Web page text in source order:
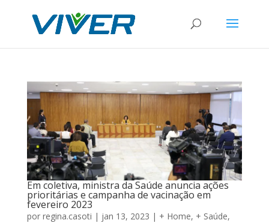
Em coletiva, ministra da Saúde anuncia ações
prioritárias e campanha de vacinação em
fevereiro 2023
por regina.casoti | jan 13, 2023 | + Home, + Saúde,